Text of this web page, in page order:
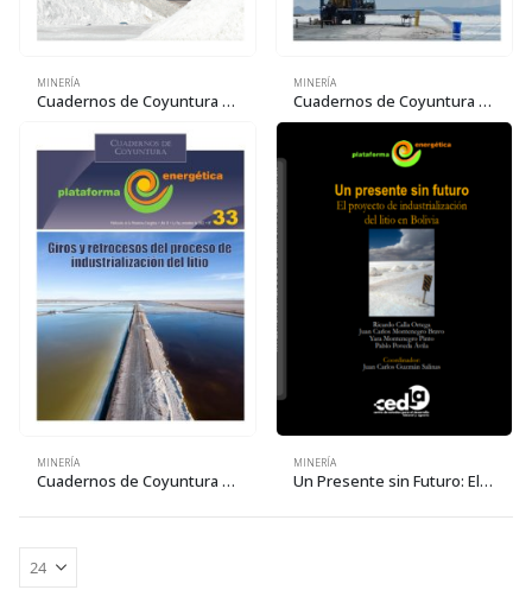
MINERÍA
Cuadernos de Coyuntura 37: Hacia una nueva estrategia boliviana para aprovechar el litio
MINERÍA
Cuadernos de Coyuntura 36: De un desierto de sal al yacimiento de litio más grande del mundo
MINERÍA
Cuadernos de Coyuntura 33: Giros y retrocesos del proceso de industrialización del litio
MINERÍA
Un Presente sin Futuro: El proyecto de industrialización del litio en Bolivia